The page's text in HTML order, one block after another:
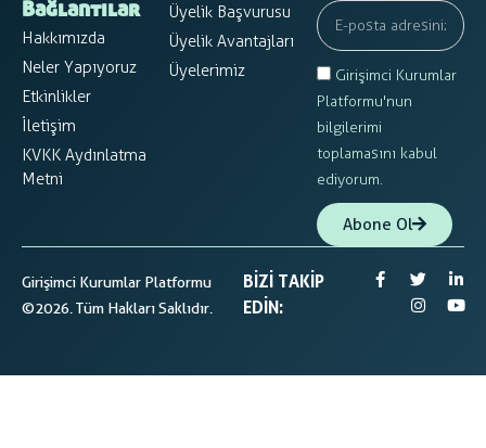
Bağlantılar
Hakkımızda
Neler Yapıyoruz
Etkinlikler
İletişim
KVKK Aydınlatma
Metni
Üyelik Başvurusu
Üyelik Avantajları
Üyelerimiz
Girişimci Kurumlar
Platformu'nun
bilgilerimi
toplamasını kabul
ediyorum.
Abone Ol
Girişimci Kurumlar Platformu
©2026. Tüm Hakları Saklıdır.
BIZI TAKIP
EDIN: